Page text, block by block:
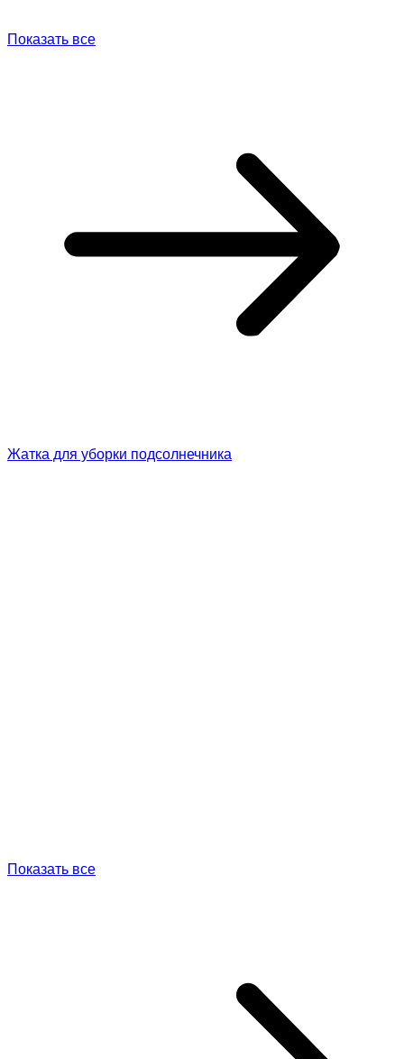
Показать все
Жатка для уборки подсолнечника
Показать все